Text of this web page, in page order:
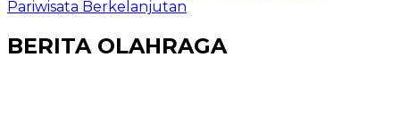
Pariwisata Berkelanjutan
BERITA OLAHRAGA